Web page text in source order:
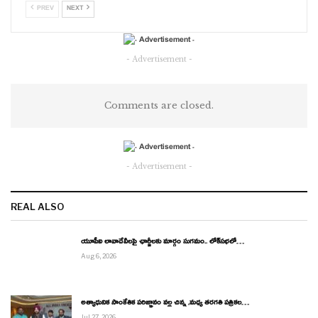
PREV NEXT
- Advertisement -
Comments are closed.
- Advertisement -
REAL ALSO
యూపీఐ లావాదేవీలపై ఛార్జీలకు మార్గం సుగమం.. లోక్‌సభలో…
Aug 6, 2026
అత్యాధునిక సాంకేతిక పరిజ్ఞానం వల్ల చిన్న ,మధ్య తరగతి పత్రికల…